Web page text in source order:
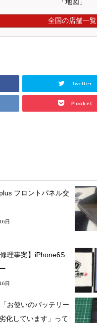
全国の店舗一覧
Twitter
Pocket
フロントパネル交
日
修理事案】iPhone6S
日
お使いのバッテリー
化しています」って